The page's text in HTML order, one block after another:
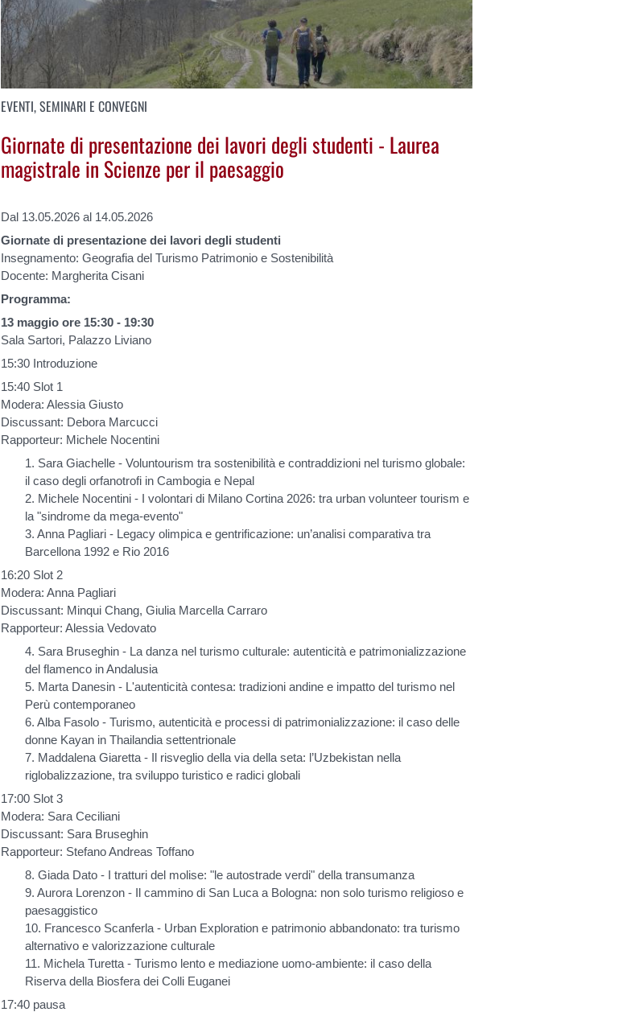
EVENTI, SEMINARI E CONVEGNI
Giornate di presentazione dei lavori degli studenti - Laurea
magistrale in Scienze per il paesaggio
Dal 13.05.2026 al 14.05.2026
Giornate di presentazione dei lavori degli studenti
Insegnamento: Geografia del Turismo Patrimonio e Sostenibilità
Docente: Margherita Cisani
Programma:
13 maggio ore 15:30 - 19:30
Sala Sartori, Palazzo Liviano
15:30 Introduzione
15:40 Slot 1
Modera: Alessia Giusto
Discussant: Debora Marcucci
Rapporteur: Michele Nocentini
1. Sara Giachelle - Voluntourism tra sostenibilità e contraddizioni nel turismo globale:
il caso degli orfanotrofi in Cambogia e Nepal
2. Michele Nocentini - I volontari di Milano Cortina 2026: tra urban volunteer tourism e
la "sindrome da mega-evento"
3. Anna Pagliari - Legacy olimpica e gentrificazione: un’analisi comparativa tra
Barcellona 1992 e Rio 2016
16:20 Slot 2
Modera: Anna Pagliari
Discussant: Minqui Chang, Giulia Marcella Carraro
Rapporteur: Alessia Vedovato
4. Sara Bruseghin - La danza nel turismo culturale: autenticità e patrimonializzazione
del flamenco in Andalusia
5. Marta Danesin - L'autenticità contesa: tradizioni andine e impatto del turismo nel
Perù contemporaneo
6. Alba Fasolo - Turismo, autenticità e processi di patrimonializzazione: il caso delle
donne Kayan in Thailandia settentrionale
7. Maddalena Giaretta - Il risveglio della via della seta: l’Uzbekistan nella
riglobalizzazione, tra sviluppo turistico e radici globali
17:00 Slot 3
Modera: Sara Ceciliani
Discussant: Sara Bruseghin
Rapporteur: Stefano Andreas Toffano
8. Giada Dato - I tratturi del molise: "le autostrade verdi" della transumanza
9. Aurora Lorenzon - Il cammino di San Luca a Bologna: non solo turismo religioso e
paesaggistico
10. Francesco Scanferla - Urban Exploration e patrimonio abbandonato: tra turismo
alternativo e valorizzazione culturale
11. Michela Turetta - Turismo lento e mediazione uomo-ambiente: il caso della
Riserva della Biosfera dei Colli Euganei
17:40 pausa